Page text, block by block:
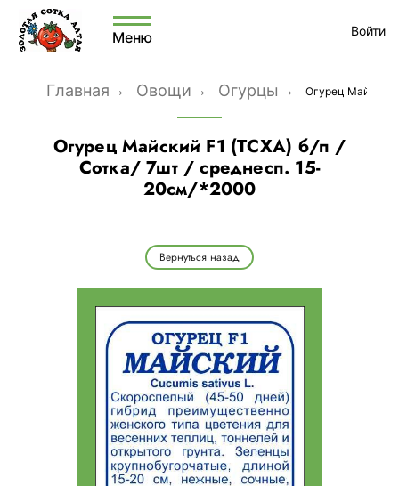
Меню Войти
Главная Овощи Огурцы Огурец Майский
Огурец Майский F1 (ТСХА) б/п /
Сотка/ 7шт / среднесп. 15-
20см/*2000
Вернуться назад